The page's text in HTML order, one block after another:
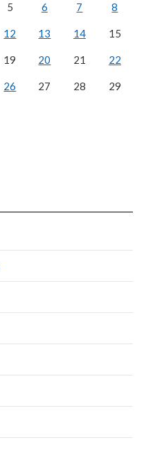
5 6 7 8
12 13 14 15
19 20 21 22
26 27 28 29